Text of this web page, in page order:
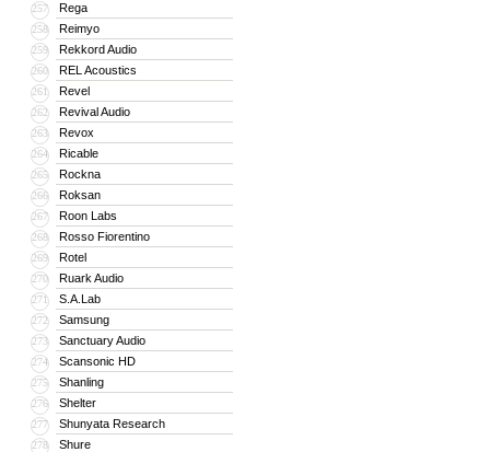
257 Rega
258 Reimyo
259 Rekkord Audio
260 REL Acoustics
261 Revel
262 Revival Audio
263 Revox
264 Ricable
265 Rockna
266 Roksan
267 Roon Labs
268 Rosso Fiorentino
269 Rotel
270 Ruark Audio
271 S.A.Lab
272 Samsung
273 Sanctuary Audio
274 Scansonic HD
275 Shanling
276 Shelter
277 Shunyata Research
278 Shure